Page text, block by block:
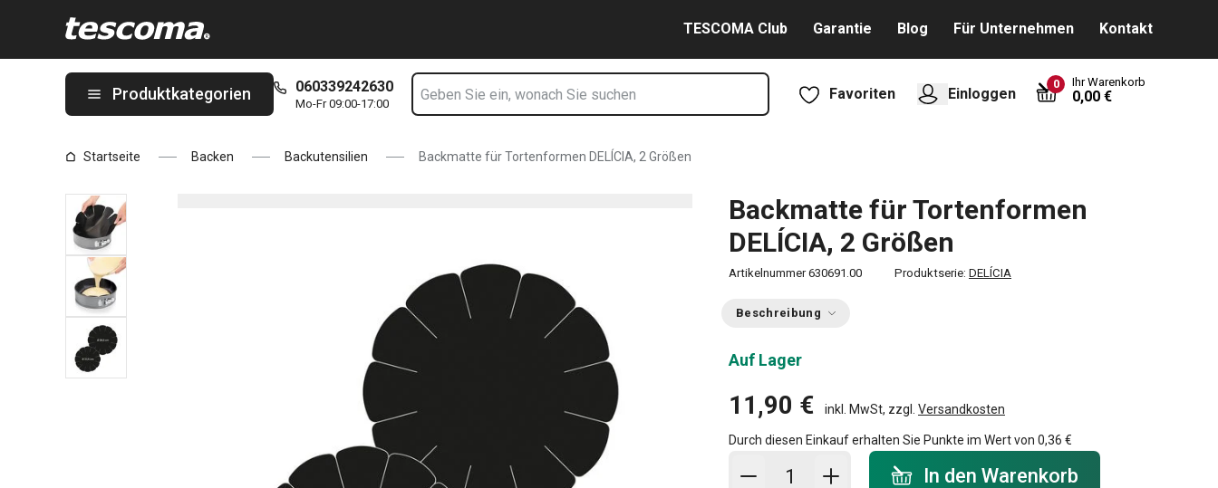
TESCOMA Club Garantie Blog Für Unternehmen Kontakt
Produktkategorien 060339242630
Mo-Fr 09:00-17:00
Favoriten Einloggen
0 Ihr Warenkorb
0,00 €
Startseite Backen Backutensilien Backmatte für Tortenformen DELÍCIA, 2 Größen
Backmatte für Tortenformen
DELÍCIA, 2 Größen
Artikelnummer 630691.00 Produktserie: DELÍCIA
Beschreibung
Auf Lager
11,90 € inkl. MwSt, zzgl. Versandkosten
Durch diesen Einkauf erhalten Sie Punkte im Wert von 0,36 €
In den Warenkorb - Menge
In den Warenkorb